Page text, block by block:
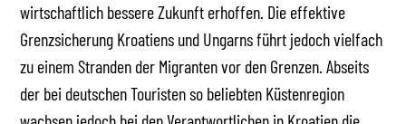
wirtschaftlich bessere Zukunft erhoffen. Die effektive
Grenzsicherung Kroatiens und Ungarns führt jedoch vielfach
zu einem Stranden der Migranten vor den Grenzen. Abseits
der bei deutschen Touristen so beliebten Küstenregion